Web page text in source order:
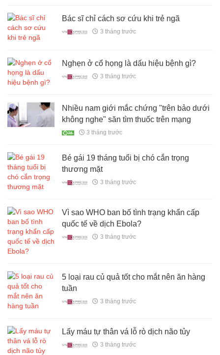
Bác sĩ chỉ cách sơ cứu khi trẻ ngã
3 tháng trước
Nghẹn ở cổ họng là dấu hiệu bệnh gì?
3 tháng trước
Nhiều nam giới mắc chứng "trên bảo dưới
không nghe" săn tìm thuốc trên mạng
3 tháng trước
Bé gái 19 tháng tuổi bị chó cắn trọng
thương mặt
3 tháng trước
Vì sao WHO ban bố tình trạng khẩn cấp
quốc tế về dịch Ebola?
3 tháng trước
5 loại rau củ quả tốt cho mắt nên ăn hàng
tuần
3 tháng trước
Lấy máu tự thân vá lỗ rò dịch não tủy
3 tháng trước